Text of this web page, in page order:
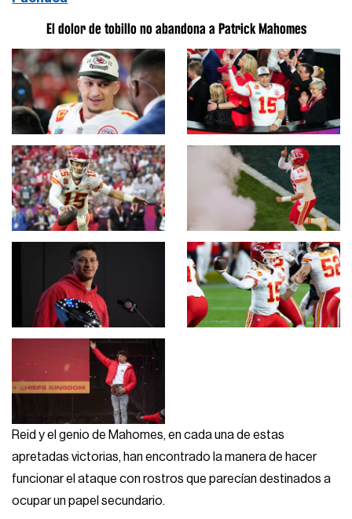
El dolor de tobillo no abandona a Patrick Mahomes
Reid y el genio de Mahomes, en cada una de estas
apretadas victorias, han encontrado la manera de hacer
funcionar el ataque con rostros que parecían destinados a
ocupar un papel secundario.